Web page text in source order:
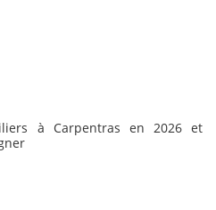
à Carpentras en 2026 et